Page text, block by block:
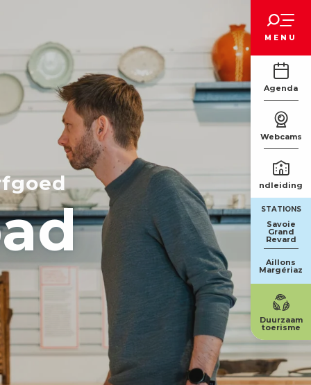
MENU
Agenda
Webcams
STATIONS
Savoie
Grand
Revard
Aillons
Margériaz
Duurzaam
toerisme